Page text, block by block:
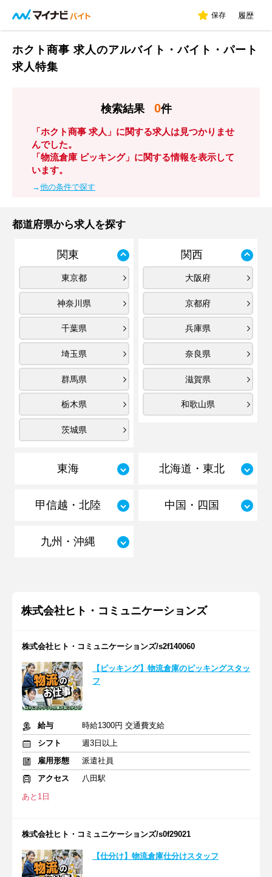
保存 履歴
ホクト商事 求人のアルバイト・バイト・パート
求人特集
検索結果 0件
「ホクト商事 求人」に関する求人は見つかりませ
んでした。
「物流倉庫 ピッキング」に関する情報を表示して
います。
→他の条件で探す
都道府県から求人を探す
関東
東京都
神奈川県
千葉県
埼玉県
群馬県
栃木県
茨城県
関西
大阪府
京都府
兵庫県
奈良県
滋賀県
和歌山県
東海 北海道・東北
甲信越・北陸 中国・四国
九州・沖縄
株式会社ヒト・コミュニケーションズ
株式会社ヒト・コミュニケーションズ/s2f140060
【ピッキング】物流倉庫のピッキングスタッ
フ
給与
時給1300円 交通費支給
シフト
週3日以上
雇用形態
派遣社員
アクセス
八田駅
あと1日
株式会社ヒト・コミュニケーションズ/s0f29021
【仕分け】物流倉庫仕分けスタッフ